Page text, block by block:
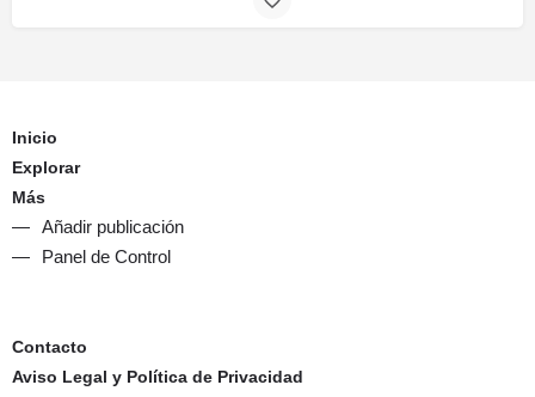
Inicio
Explorar
Más
Añadir publicación
Panel de Control
Contacto
Aviso Legal y Política de Privacidad